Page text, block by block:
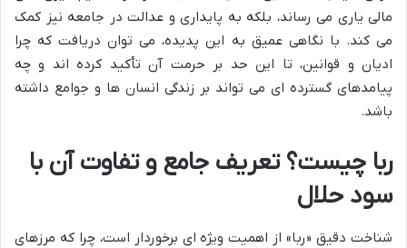
مالی یاری می رساند، بلکه به پایداری و عدالت در جامعه نیز کمک
می کند. با نگاهی عمیق به این پدیده، می توان دریافت که چرا
ادیان و قوانین، تا این حد بر حرمت آن تأکید کرده اند و چه
پیامدهای گسترده ای می تواند بر زندگی انسان ها و جوامع داشته
باشد.
ربا چیست؟ تعریف جامع و تفاوت آن با
سود حلال
شناخت دقیق «ربا» از اهمیت ویژه ای برخوردار است، چرا که مرزهای